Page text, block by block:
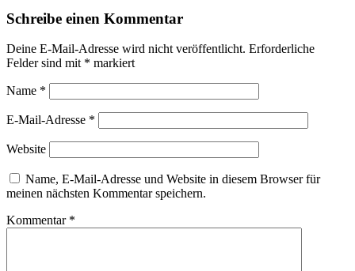
Schreibe einen Kommentar
Deine E-Mail-Adresse wird nicht veröffentlicht. Erforderliche
Felder sind mit * markiert
Name *
E-Mail-Adresse *
Website
Name, E-Mail-Adresse und Website in diesem Browser für
meinen nächsten Kommentar speichern.
Kommentar *